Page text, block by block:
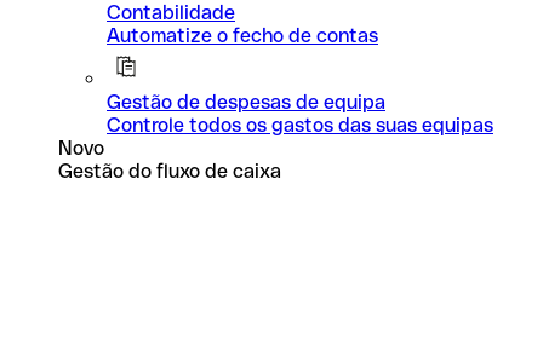
Contabilidade
Automatize o fecho de contas
Gestão de despesas de equipa
Controle todos os gastos das suas equipas
Novo
Gestão do fluxo de caixa